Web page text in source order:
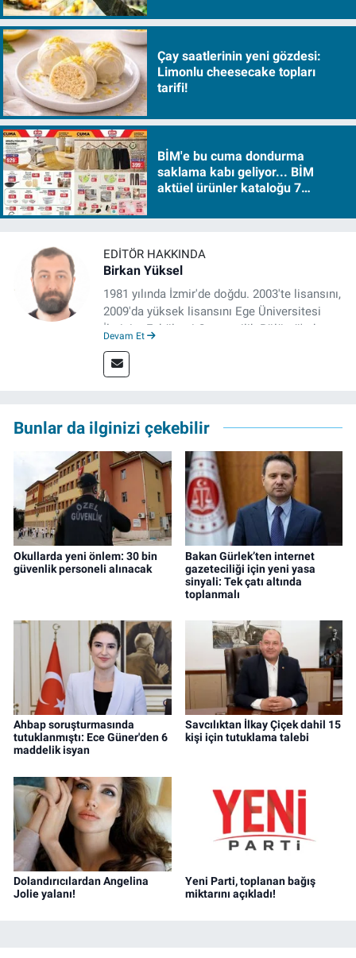
Çay saatlerinin yeni gözdesi:
Limonlu cheesecake topları
tarifi!
BİM'e bu cuma dondurma
saklama kabı geliyor... BİM
aktüel ürünler kataloğu 7
EDITÖR HAKKINDA
Birkan Yüksel
1981 yılında İzmir'de doğdu. 2003'te lisansını,
2009'da yüksek lisansını Ege Üniversitesi
İletişim Fakültesi Gazetecilik Bölümü'nde
tezinden hareketle yazdığı "İdeoloji ve
Gündelik Hayatta Milliyetçilik" adlı kitabı,
ve editör olarak görev yapmaktadır.
Devam Et
Bunlar da ilginizi çekebilir
Okullarda yeni önlem: 30 bin
güvenlik personeli alınacak
Bakan Gürlek’ten internet
gazeteciliği için yeni yasa
sinyali: Tek çatı altında
toplanmalı
Ahbap soruşturmasında
tutuklanmıştı: Ece Güner'den 6
maddelik isyan
Savcılıktan İlkay Çiçek dahil 15
kişi için tutuklama talebi
Dolandırıcılardan Angelina
Jolie yalanı!
Yeni Parti, toplanan bağış
miktarını açıkladı!